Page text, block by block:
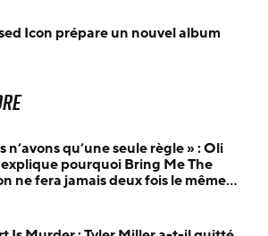
Icon prépare un nouvel album
n’avons qu’une seule règle » : Oli
explique pourquoi Bring Me The
ne fera jamais deux fois le même